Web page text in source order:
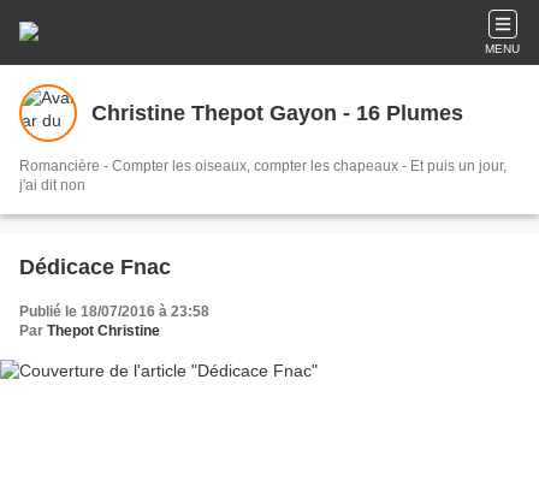
MENU
Christine Thepot Gayon - 16 Plumes
Romancière - Compter les oiseaux, compter les chapeaux - Et puis un jour,
j'ai dit non
Dédicace Fnac
Publié le 18/07/2016 à 23:58
Par Thepot Christine